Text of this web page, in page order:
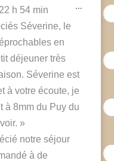
22 h 54 min
Séverine, le
en
déjeuner très
Séverine est
à votre écoute, je
à 8mm du Puy du
»
notre séjour
à de
... Ouvrir/